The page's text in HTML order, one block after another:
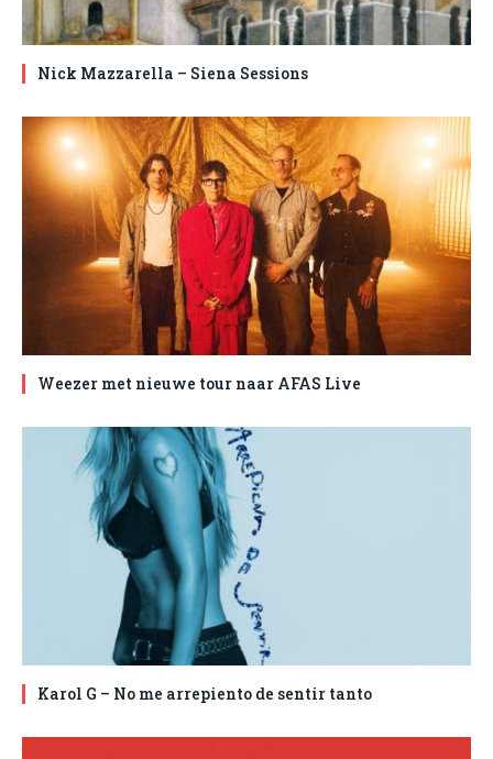
Nick Mazzarella – Siena Sessions
Weezer met nieuwe tour naar AFAS Live
Karol G – No me arrepiento de sentir tanto